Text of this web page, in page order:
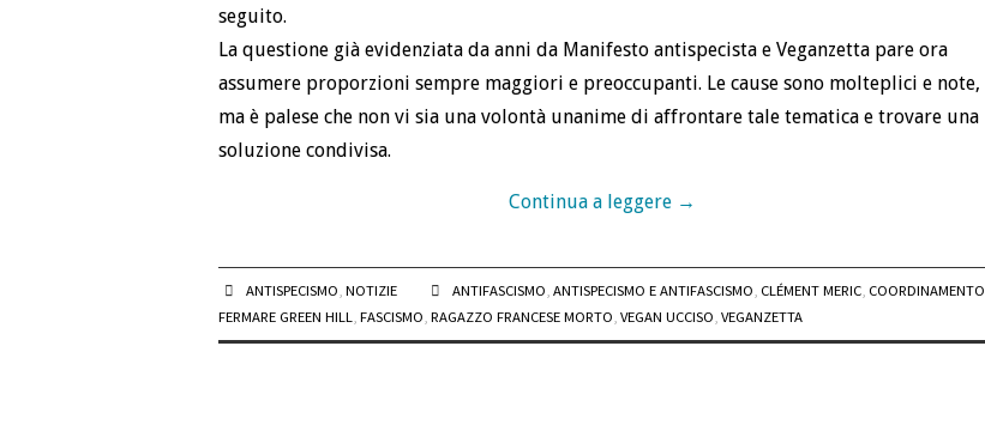
seguito.
La questione già evidenziata da anni da Manifesto antispecista e Veganzetta pare ora
assumere proporzioni sempre maggiori e preoccupanti. Le cause sono molteplici e note,
ma è palese che non vi sia una volontà unanime di affrontare tale tematica e trovare una
soluzione condivisa.
Continua a leggere →
ANTISPECISMO,NOTIZIE ANTIFASCISMO,ANTISPECISMO E ANTIFASCISMO, CLÉMENT MERIC, COORDINAMENTO
FERMARE GREEN HILL, FASCISMO, RAGAZZO FRANCESE MORTO, VEGAN UCCISO, VEGANZETTA